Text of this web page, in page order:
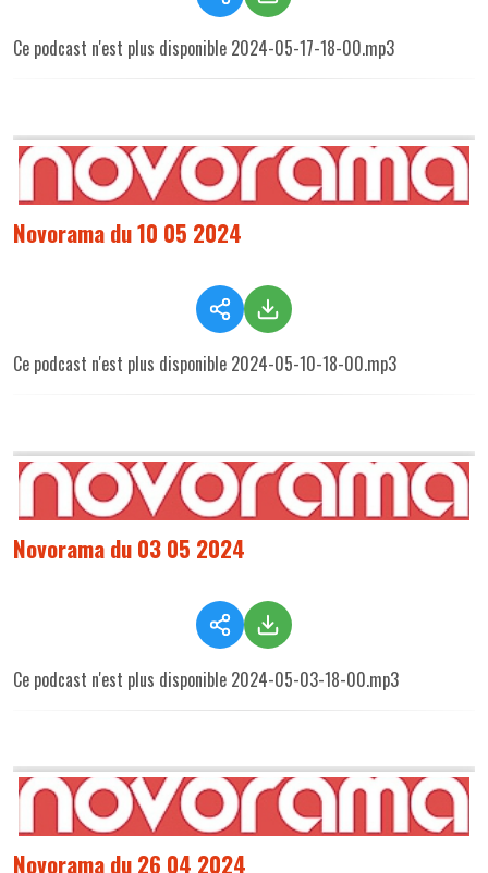
Ce podcast n'est plus disponible 2024-05-17-18-00.mp3
Novorama du 10 05 2024
Ce podcast n'est plus disponible 2024-05-10-18-00.mp3
Novorama du 03 05 2024
Ce podcast n'est plus disponible 2024-05-03-18-00.mp3
Novorama du 26 04 2024